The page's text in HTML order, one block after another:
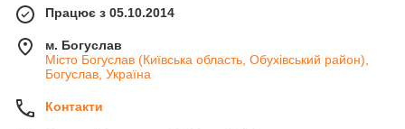
Працює з 05.10.2014
м. Богуслав
Місто Богуслав (Київська область, Обухівський район),
Богуслав, Україна
Контакти